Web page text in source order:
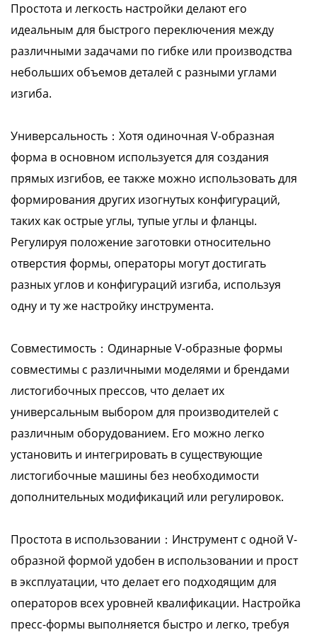
Простота и легкость настройки делают его
идеальным для быстрого переключения между
различными задачами по гибке или производства
небольших объемов деталей с разными углами
изгиба.
Универсальность：Хотя одиночная V-образная
форма в основном используется для создания
прямых изгибов, ее также можно использовать для
формирования других изогнутых конфигураций,
таких как острые углы, тупые углы и фланцы.
Регулируя положение заготовки относительно
отверстия формы, операторы могут достигать
разных углов и конфигураций изгиба, используя
одну и ту же настройку инструмента.
Совместимость：Одинарные V-образные формы
совместимы с различными моделями и брендами
листогибочных прессов, что делает их
универсальным выбором для производителей с
различным оборудованием. Его можно легко
установить и интегрировать в существующие
листогибочные машины без необходимости
дополнительных модификаций или регулировок.
Простота в использовании：Инструмент с одной V-
образной формой удобен в использовании и прост
в эксплуатации, что делает его подходящим для
операторов всех уровней квалификации. Настройка
пресс-формы выполняется быстро и легко, требуя